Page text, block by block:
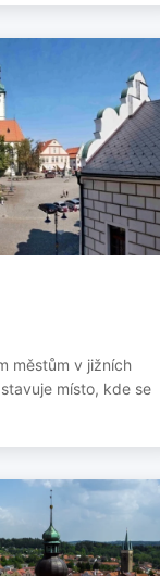
městům v jižních
místo, kde se